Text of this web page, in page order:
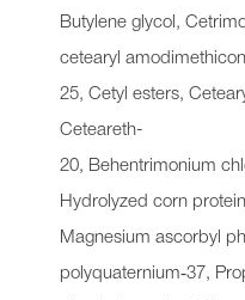
Butylene glycol,
cetearyl
25, Cetyl esters,
Ceteareth-
20, Behentrimonium
Hydrolyzed corn
Magnesium ascorbyl
polyquaternium‐37,